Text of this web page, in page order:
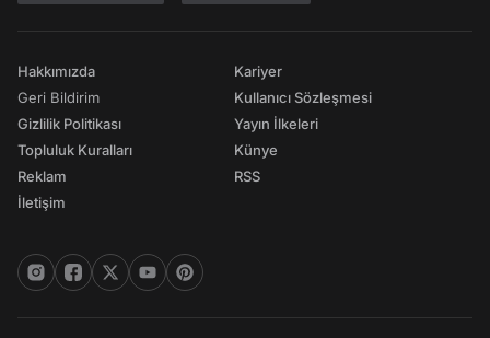
Hakkımızda
Geri Bildirim
Gizlilik Politikası
Topluluk Kuralları
Reklam
İletişim
Kariyer
Kullanıcı Sözleşmesi
Yayın İlkeleri
Künye
RSS